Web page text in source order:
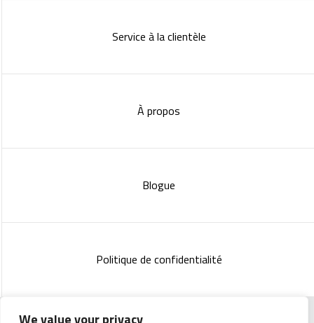
We value your privacy
Service à la clientèle
À propos
Blogue
Politique de confidentialité